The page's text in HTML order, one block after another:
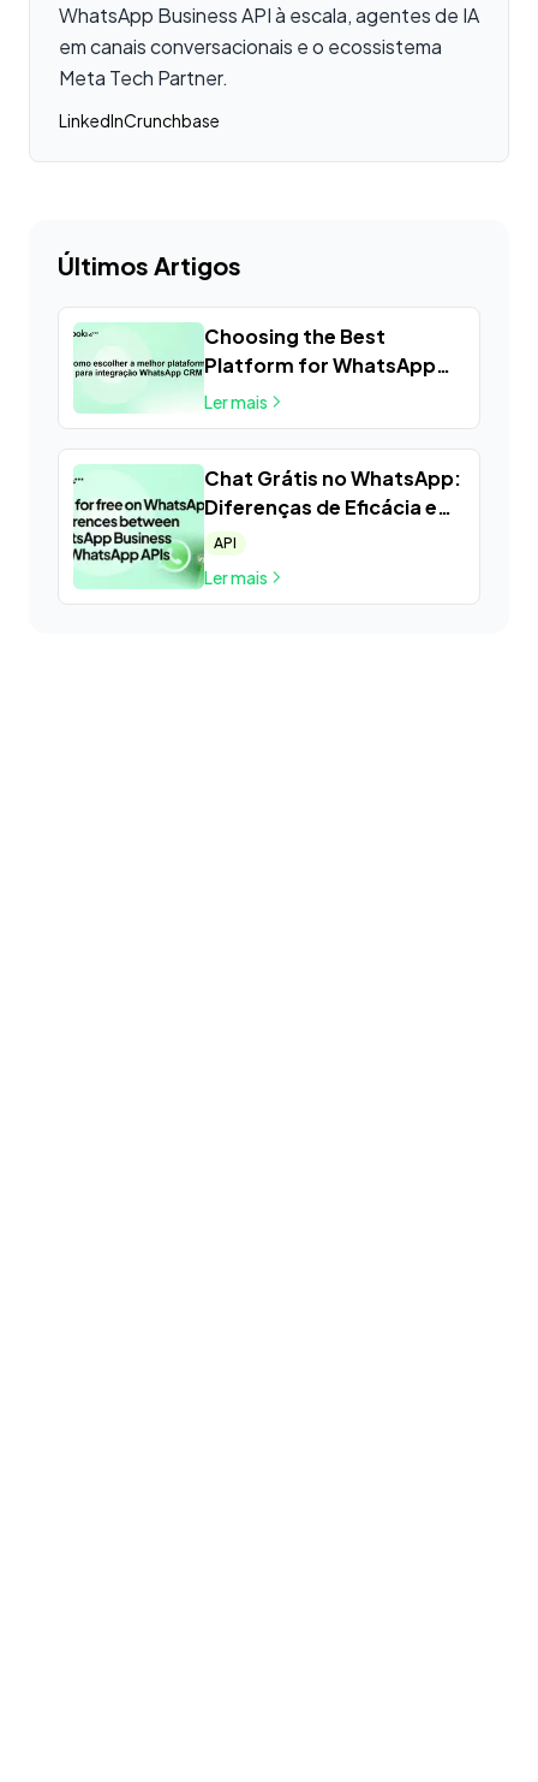
WhatsApp Business API à escala, agentes de IA
em canais conversacionais e o ecossistema
Meta Tech Partner.
LinkedInCrunchbase
Últimos Artigos
Choosing the Best
Platform for WhatsApp
CRM Integration
Ler mais
Chat Grátis no WhatsApp:
Diferenças de Eficácia e
Custos entre WhatsApp
Business e a API do
WhatsApp
API
Ler mais